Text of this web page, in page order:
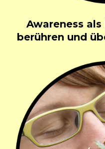
Awareness
berühren und